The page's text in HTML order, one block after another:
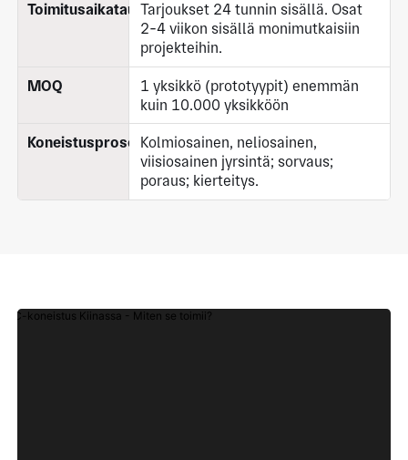
ToimitusaikataulutTarjoukset 24 tunnin sisällä. Osat
2-4 viikon sisällä monimutkaisiin
projekteihin.
MOQ
1 yksikkö (prototyypit) enemmän
kuin 10.000 yksikköön
KoneistusprosessitKolmiosainen, neliosainen,
viisiosainen jyrsintä; sorvaus;
poraus; kierteitys.